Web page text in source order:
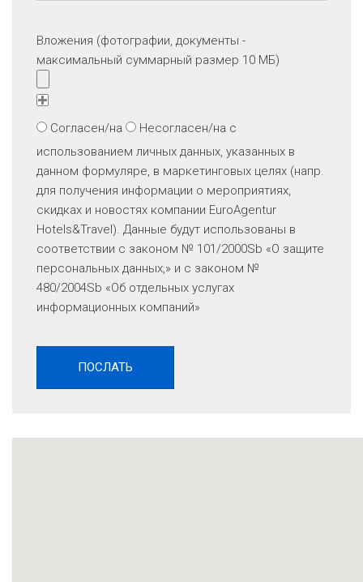
Вложения (фотографии, документы -
максимальный суммарный размер 10 МБ)
Согласен/на Несогласен/на с
использованием личных данных, указанных в
данном формуляре, в маркетинговых целях (напр.
для получения информации о мероприятиях,
скидках и новостях компании EuroAgentur
Hotels&Travel). Данные будут использованы в
соответствии с законом № 101/2000Sb «O защите
персональных данных,» и с законом №
480/2004Sb «Об отдельных услугах
информационных компаний»